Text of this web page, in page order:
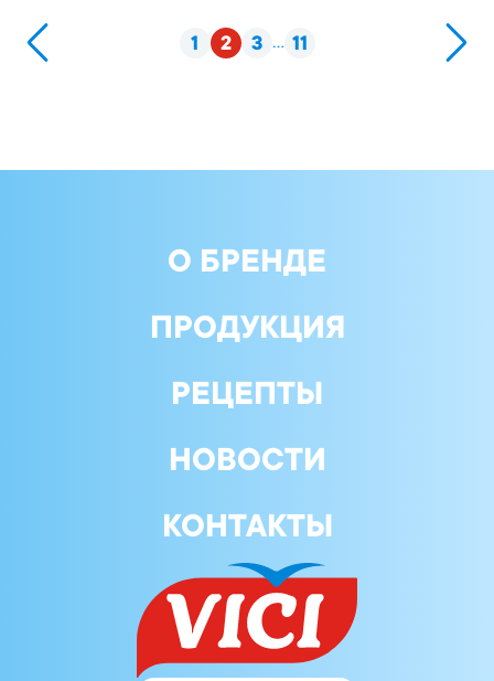
1 2 3 ... 11
О БРЕНДЕ
ПРОДУКЦИЯ
РЕЦЕПТЫ
НОВОСТИ
КОНТАКТЫ